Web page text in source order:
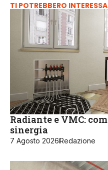
TI POTREBBERO
Radiante e VMC:
sinergia
7 Agosto 2026Redazione